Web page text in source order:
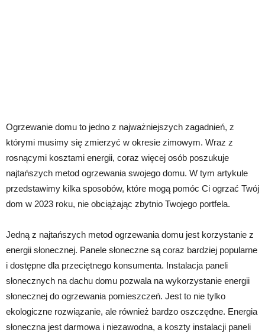
Ogrzewanie domu to jedno z najważniejszych zagadnień, z
którymi musimy się zmierzyć w okresie zimowym. Wraz z
rosnącymi kosztami energii, coraz więcej osób poszukuje
najtańszych metod ogrzewania swojego domu. W tym artykule
przedstawimy kilka sposobów, które mogą pomóc Ci ogrzać Twój
dom w 2023 roku, nie obciążając zbytnio Twojego portfela.
Jedną z najtańszych metod ogrzewania domu jest korzystanie z
energii słonecznej. Panele słoneczne są coraz bardziej popularne
i dostępne dla przeciętnego konsumenta. Instalacja paneli
słonecznych na dachu domu pozwala na wykorzystanie energii
słonecznej do ogrzewania pomieszczeń. Jest to nie tylko
ekologiczne rozwiązanie, ale również bardzo oszczędne. Energia
słoneczna jest darmowa i niezawodna, a koszty instalacji paneli